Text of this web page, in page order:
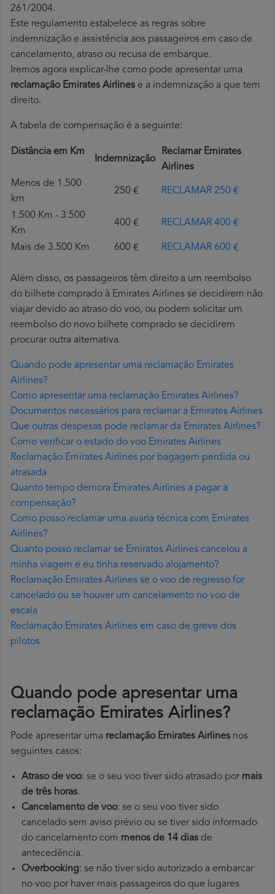
261/2004.
Este regulamento estabelece as regras sobre
indemnização e assistência aos passageiros em caso de
cancelamento, atraso ou recusa de embarque.
Iremos agora explicar-lhe como pode apresentar uma
reclamação Emirates Airlines e a indemnização a que tem
direito.
A tabela de compensação é a seguinte:
Distância em Km
Indemnização
Reclamar Emirates
Airlines
Menos de 1.500
km
250 € RECLAMAR 250 €
1.500 Km - 3.500
Km
400 € RECLAMAR 400 €
Mais de 3.500 Km 600 € RECLAMAR 600 €
Além disso, os passageiros têm direito a um reembolso
do bilhete comprado à Emirates Airlines se decidirem não
viajar devido ao atraso do voo, ou podem solicitar um
reembolso do novo bilhete comprado se decidirem
procurar outra alternativa.
Quando pode apresentar uma reclamação Emirates
Airlines?
Como apresentar uma reclamação Emirates Airlines?
Documentos necessários para reclamar a Emirates Airlines
Que outras despesas pode reclamar da Emirates Airlines?
Como verificar o estado do voo Emirates Airlines
Reclamação Emirates Airlines por bagagem perdida ou
atrasada
Quanto tempo demora Emirates Airlines a pagar a
compensação?
Como posso reclamar uma avaria técnica com Emirates
Airlines?
Quanto posso reclamar se Emirates Airlines cancelou a
minha viagem e eu tinha reservado alojamento?
Reclamação Emirates Airlines se o voo de regresso for
cancelado ou se houver um cancelamento no voo de
escala
Reclamação Emirates Airlines em caso de greve dos
pilotos
Quando pode apresentar uma
reclamação Emirates Airlines?
Pode apresentar uma reclamação Emirates Airlines nos
seguintes casos:
Atraso de voo: se o seu voo tiver sido atrasado por mais
de três horas.
Cancelamento de voo: se o seu voo tiver sido
cancelado sem aviso prévio ou se tiver sido informado
do cancelamento com menos de 14 dias de
antecedência.
Overbooking: se não tiver sido autorizado a embarcar
no voo por haver mais passageiros do que lugares